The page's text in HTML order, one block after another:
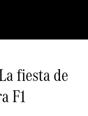
fiesta de
F1